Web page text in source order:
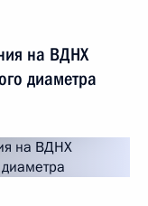
на ВДНХ
диаметра